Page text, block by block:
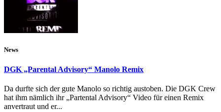
News
DGK „Parental Advisory“ Manolo Remix
Da durfte sich der gute Manolo so richtig austoben. Die DGK Crew
hat ihm nämlich ihr „Partental Advisory“ Video für einen Remix
anvertraut und er...